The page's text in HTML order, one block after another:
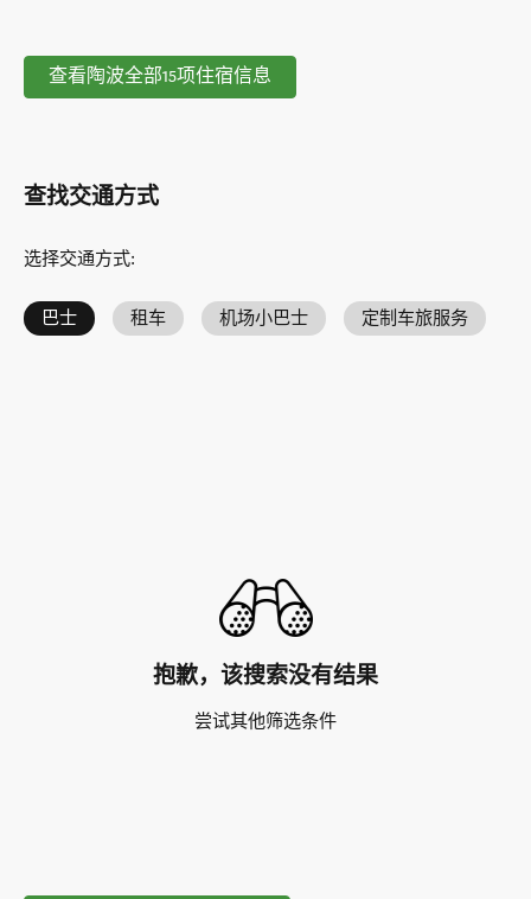
查看陶波全部15项住宿信息
查找交通方式
选择交通方式:
巴士 租车 机场小巴士 定制车旅服务
抱歉，该搜索没有结果
尝试其他筛选条件